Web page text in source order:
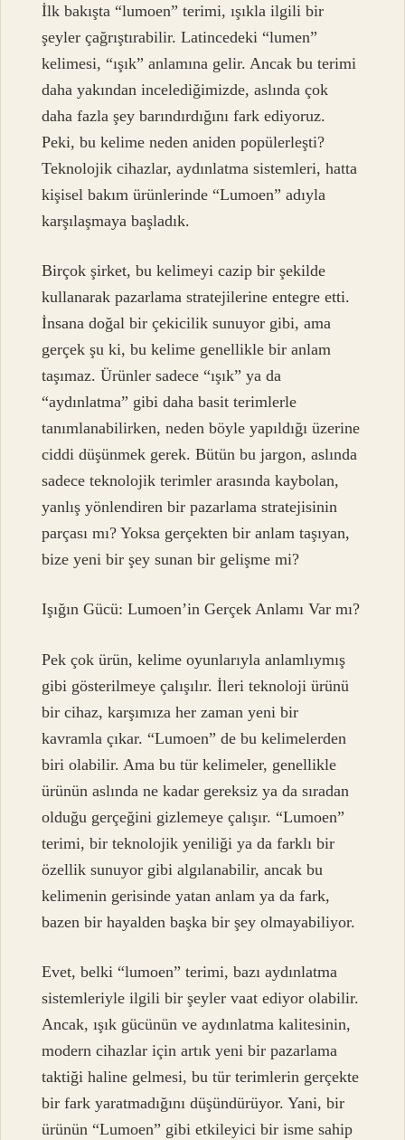
İlk bakışta “lumoen” terimi, ışıkla ilgili bir
şeyler çağrıştırabilir. Latincedeki “lumen”
kelimesi, “ışık” anlamına gelir. Ancak bu terimi
daha yakından incelediğimizde, aslında çok
daha fazla şey barındırdığını fark ediyoruz.
Peki, bu kelime neden aniden popülerleşti?
Teknolojik cihazlar, aydınlatma sistemleri, hatta
kişisel bakım ürünlerinde “Lumoen” adıyla
karşılaşmaya başladık.
Birçok şirket, bu kelimeyi cazip bir şekilde
kullanarak pazarlama stratejilerine entegre etti.
İnsana doğal bir çekicilik sunuyor gibi, ama
gerçek şu ki, bu kelime genellikle bir anlam
taşımaz. Ürünler sadece “ışık” ya da
“aydınlatma” gibi daha basit terimlerle
tanımlanabilirken, neden böyle yapıldığı üzerine
ciddi düşünmek gerek. Bütün bu jargon, aslında
sadece teknolojik terimler arasında kaybolan,
yanlış yönlendiren bir pazarlama stratejisinin
parçası mı? Yoksa gerçekten bir anlam taşıyan,
bize yeni bir şey sunan bir gelişme mi?
Işığın Gücü: Lumoen’in Gerçek Anlamı Var mı?
Pek çok ürün, kelime oyunlarıyla anlamlıymış
gibi gösterilmeye çalışılır. İleri teknoloji ürünü
bir cihaz, karşımıza her zaman yeni bir
kavramla çıkar. “Lumoen” de bu kelimelerden
biri olabilir. Ama bu tür kelimeler, genellikle
ürünün aslında ne kadar gereksiz ya da sıradan
olduğu gerçeğini gizlemeye çalışır. “Lumoen”
terimi, bir teknolojik yeniliği ya da farklı bir
özellik sunuyor gibi algılanabilir, ancak bu
kelimenin gerisinde yatan anlam ya da fark,
bazen bir hayalden başka bir şey olmayabiliyor.
Evet, belki “lumoen” terimi, bazı aydınlatma
sistemleriyle ilgili bir şeyler vaat ediyor olabilir.
Ancak, ışık gücünün ve aydınlatma kalitesinin,
modern cihazlar için artık yeni bir pazarlama
taktiği haline gelmesi, bu tür terimlerin gerçekte
bir fark yaratmadığını düşündürüyor. Yani, bir
ürünün “Lumoen” gibi etkileyici bir isme sahip